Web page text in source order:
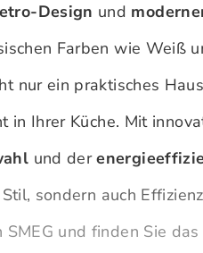
Design und
Farben wie Weiß
nur ein praktisches
Ihrer Küche. Mit
und der
sondern auch
und finden Sie